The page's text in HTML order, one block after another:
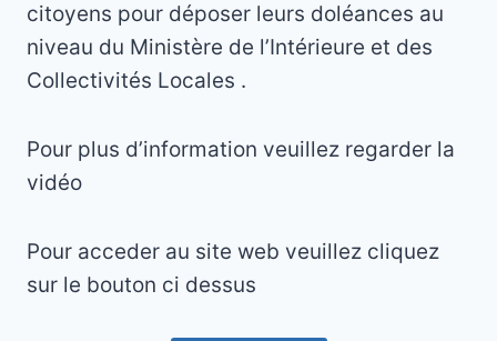
citoyens pour déposer leurs doléances au
niveau du Ministère de l’Intérieure et des
Collectivités Locales .
Pour plus d’information veuillez regarder la
vidéo
Pour acceder au site web veuillez cliquez
sur le bouton ci dessus